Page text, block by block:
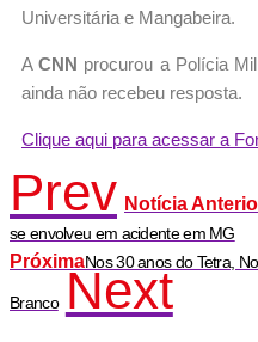
Universitária e Mangabeira.
ACNN procurou a Polícia
ainda não recebeu resposta.
Clique aqui para acessar a
Prev Notícia
se envolveu em acidente em MG
PróximaNos 30 anos do Tetra,
Branco Next